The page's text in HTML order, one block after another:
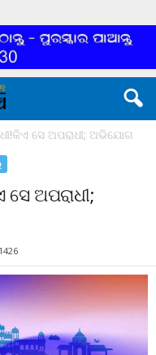
ସେ ଅପରାଧୀ; ଅଭିଯୋଗ
ଅପରାଧୀ;
1426